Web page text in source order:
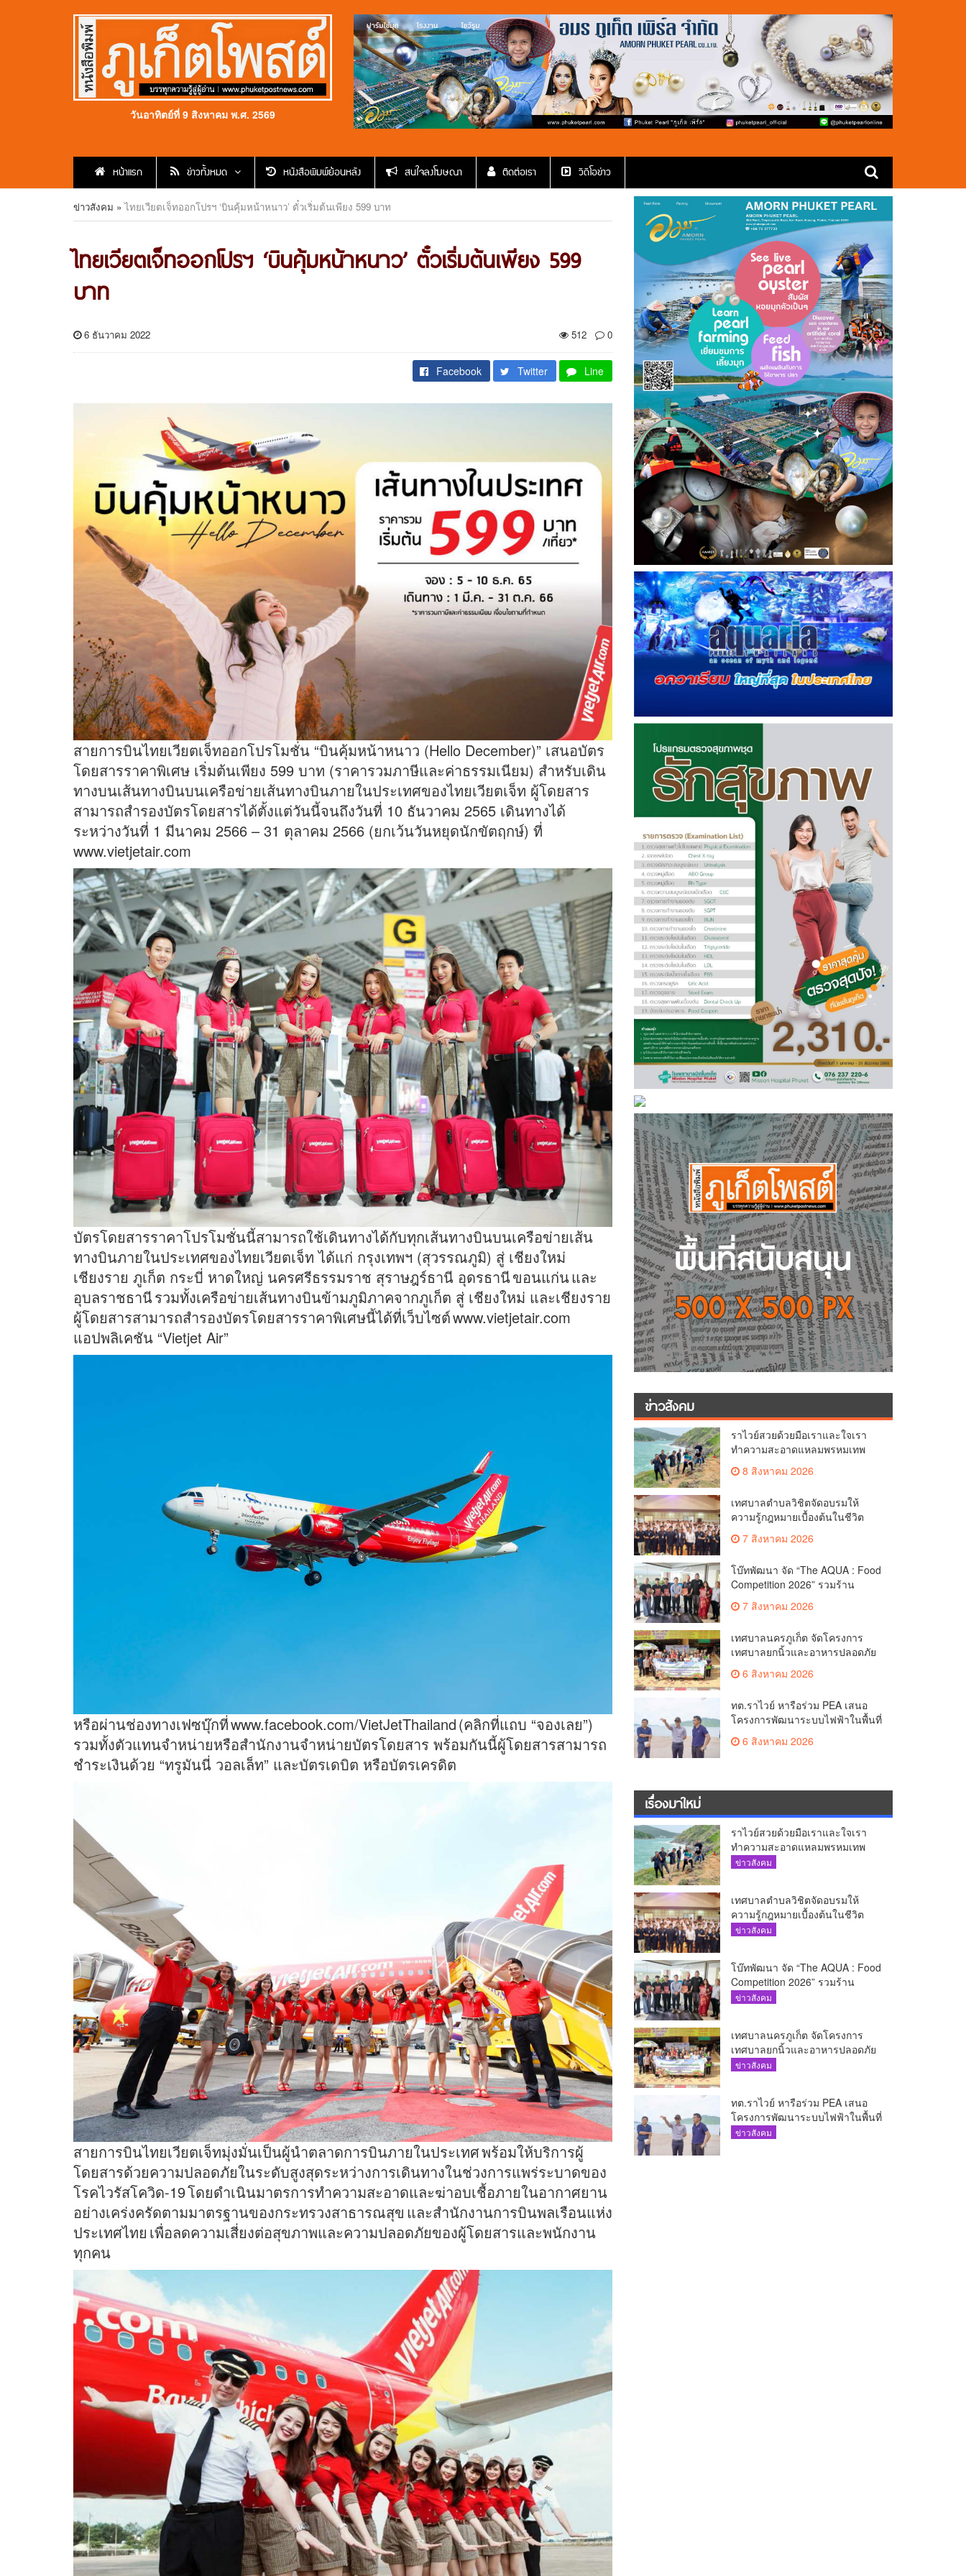
วันอาทิตย์ที่ 9 สิงหาคม พ.ศ. 2569
หน้าแรก ข่าวทั้งหมด หนังสือพิมพ์ย้อนหลัง สนใจลงโฆษณา ติดต่อเรา วีดีโอข่าว
ข่าวสังคม »ไทยเวียตเจ็ทออกโปรฯ ‘บินคุ้มหน้าหนาว’ ตั๋วเริ่มต้นเพียง 599 บาท
ไทยเวียตเจ็ทออกโปรฯ ‘บินคุ้มหน้าหนาว’ ตั๋วเริ่มต้นเพียง 599
บาท
6 ธันวาคม 2022 512 0
Facebook Twitter Line
สายการบินไทยเวียตเจ็ทออกโปรโมชั่น “บินคุ้มหน้าหนาว (Hello December)” เสนอบัตร
โดยสารราคาพิเศษ เริ่มต้นเพียง 599 บาท (ราคารวมภาษีและค่าธรรมเนียม) สำหรับเดิน
ทางบนเส้นทางบินบนเครือข่ายเส้นทางบินภายในประเทศของไทยเวียตเจ็ท ผู้โดยสาร
สามารถสำรองบัตรโดยสารได้ตั้งแต่วันนี้จนถึงวันที่ 10 ธันวาคม 2565 เดินทางได้
ระหว่างวันที่ 1 มีนาคม 2566 – 31 ตุลาคม 2566 (ยกเว้นวันหยุดนักขัตฤกษ์) ที่
www.vietjetair.com
บัตรโดยสารราคาโปรโมชั่นนี้สามารถใช้เดินทางได้กับทุกเส้นทางบินบนเครือข่ายเส้น
ทางบินภายในประเทศของไทยเวียตเจ็ท ได้แก่ กรุงเทพฯ (สุวรรณภูมิ) สู่ เชียงใหม่
เชียงราย ภูเก็ต กระบี่ หาดใหญ่ นครศรีธรรมราช สุราษฎร์ธานี อุดรธานี ขอนแก่น และ
อุบลราชธานี รวมทั้งเครือข่ายเส้นทางบินข้ามภูมิภาคจากภูเก็ต สู่ เชียงใหม่ และเชียงราย
ผู้โดยสารสามารถสำรองบัตรโดยสารราคาพิเศษนี้ได้ที่เว็บไซต์www.vietjetair.com
แอปพลิเคชัน “Vietjet Air”
หรือผ่านช่องทางเฟซบุ๊กที่www.facebook.com/VietJetThailand(คลิกที่แถบ “จองเลย”)
รวมทั้งตัวแทนจำหน่ายหรือสำนักงานจำหน่ายบัตรโดยสาร พร้อมกันนี้ผู้โดยสารสามารถ
ชำระเงินด้วย “ทรูมันนี่ วอลเล็ท” และบัตรเดบิต หรือบัตรเครดิต
สายการบินไทยเวียตเจ็ทมุ่งมั่นเป็นผู้นำตลาดการบินภายในประเทศ พร้อมให้บริการผู้
โดยสารด้วยความปลอดภัยในระดับสูงสุดระหว่างการเดินทางในช่วงการแพร่ระบาดของ
โรคไวรัสโควิด-19 โดยดำเนินมาตรการทำความสะอาดและฆ่าอบเชื้อภายในอากาศยาน
อย่างเคร่งครัดตามมาตรฐานของกระทรวงสาธารณสุข และสำนักงานการบินพลเรือนแห่ง
ประเทศไทย เพื่อลดความเสี่ยงต่อสุขภาพและความปลอดภัยของผู้โดยสารและพนักงาน
ทุกคน
ข่าวสังคม
ราไวย์สวยด้วยมือเราและใจเรา
ทำความสะอาดแหลมพรหมเทพ
และแหล่งท่องเที่ยว
8 สิงหาคม 2026
เทศบาลตำบลวิชิตจัดอบรมให้
ความรู้กฎหมายเบื้องต้นในชีวิต
ประจำวันแก่เยาวชน
7 สิงหาคม 2026
โบ๊ทพัฒนา จัด “The AQUA : Food
Competition 2026” รวมร้าน
อาหารชั้นนำของ The Shopps at
The AQUA ชูศักยภาพ Food
7 สิงหาคม 2026
เทศบาลนครภูเก็ต จัดโครงการ
เทศบาลยกนิ้วและอาหารปลอดภัย
เพื่อสุขอนามัยผู้บริโภค
6 สิงหาคม 2026
ทต.ราไวย์ หารือร่วม PEA เสนอ
โครงการพัฒนาระบบไฟฟ้าในพื้นที่
เกาะโหลน
6 สิงหาคม 2026
เรื่องมาใหม่
ราไวย์สวยด้วยมือเราและใจเรา
ทำความสะอาดแหลมพรหมเทพ
และแหล่งท่องเที่ยว
ข่าวสังคม
เทศบาลตำบลวิชิตจัดอบรมให้
ความรู้กฎหมายเบื้องต้นในชีวิต
ประจำวันแก่เยาวชน
ข่าวสังคม
โบ๊ทพัฒนา จัด “The AQUA : Food
Competition 2026” รวมร้าน
อาหารชั้นนำของ The Shopps at
ข่าวสังคม
เทศบาลนครภูเก็ต จัดโครงการ
เทศบาลยกนิ้วและอาหารปลอดภัย
เพื่อสุขอนามัยผู้บริโภค
ข่าวสังคม
ทต.ราไวย์ หารือร่วม PEA เสนอ
โครงการพัฒนาระบบไฟฟ้าในพื้นที่
เกาะโหลน
ข่าวสังคม